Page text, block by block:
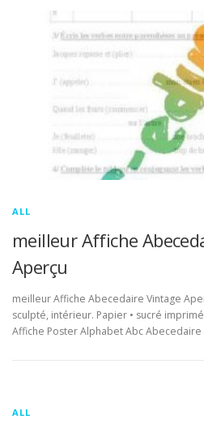
ALL
meilleur Affiche
Aperçu
meilleur Affiche Abecedaire Vintage
sculpté, intérieur. Papier • sucré
Affiche Poster Alphabet Abc Abecedaire
ALL